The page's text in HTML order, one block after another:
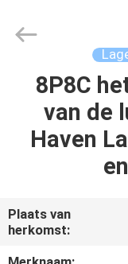
HUIS
ONS
8P8C
van de
Haven
Plaats van
herkomst: